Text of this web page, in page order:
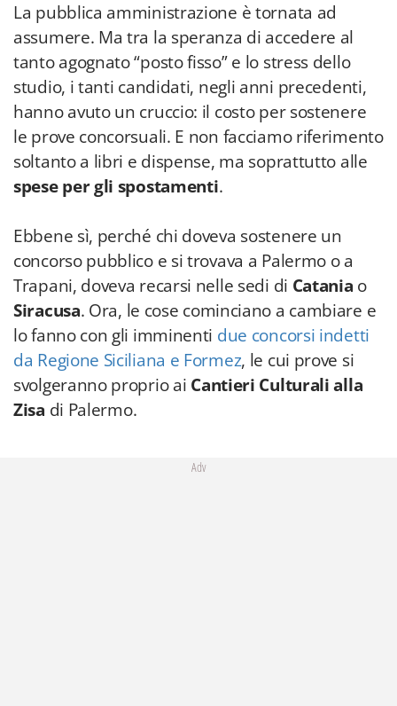
La pubblica amministrazione è tornata ad
assumere. Ma tra la speranza di accedere al
tanto agognato “posto fisso” e lo stress dello
studio, i tanti candidati, negli anni precedenti,
hanno avuto un cruccio: il costo per sostenere
le prove concorsuali. E non facciamo riferimento
soltanto a libri e dispense, ma soprattutto alle
spese per gli spostamenti.
Ebbene sì, perché chi doveva sostenere un
concorso pubblico e si trovava a Palermo o a
Trapani, doveva recarsi nelle sedi di Catania o
Siracusa. Ora, le cose cominciano a cambiare e
lo fanno con gli imminenti due concorsi indetti
da Regione Siciliana e Formez, le cui prove si
svolgeranno proprio ai Cantieri Culturali alla
Zisa di Palermo.
Adv